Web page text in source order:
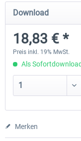
ICE 4 (BR 412)
34,95 € *
Download
18,83 € *
Preis inkl. 19% MwSt.
Als
Merken